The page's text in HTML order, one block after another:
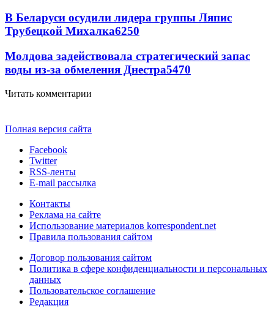
В Беларуси осудили лидера группы Ляпис
Трубецкой Михалка6250
Молдова задействовала стратегический запас
воды из-за обмеления Днестра5470
Читать комментарии
Полная версия сайта
Facebook
Twitter
RSS-ленты
E-mail рассылка
Контакты
Реклама на сайте
Использование материалов korrespondent.net
Правила пользования сайтом
Договор пользования сайтом
Политика в сфере конфиденциальности и персональных
данных
Пользовательское соглашение
Редакция